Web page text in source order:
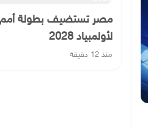
لأولمبياد 2028
منذ 12 دقيقة